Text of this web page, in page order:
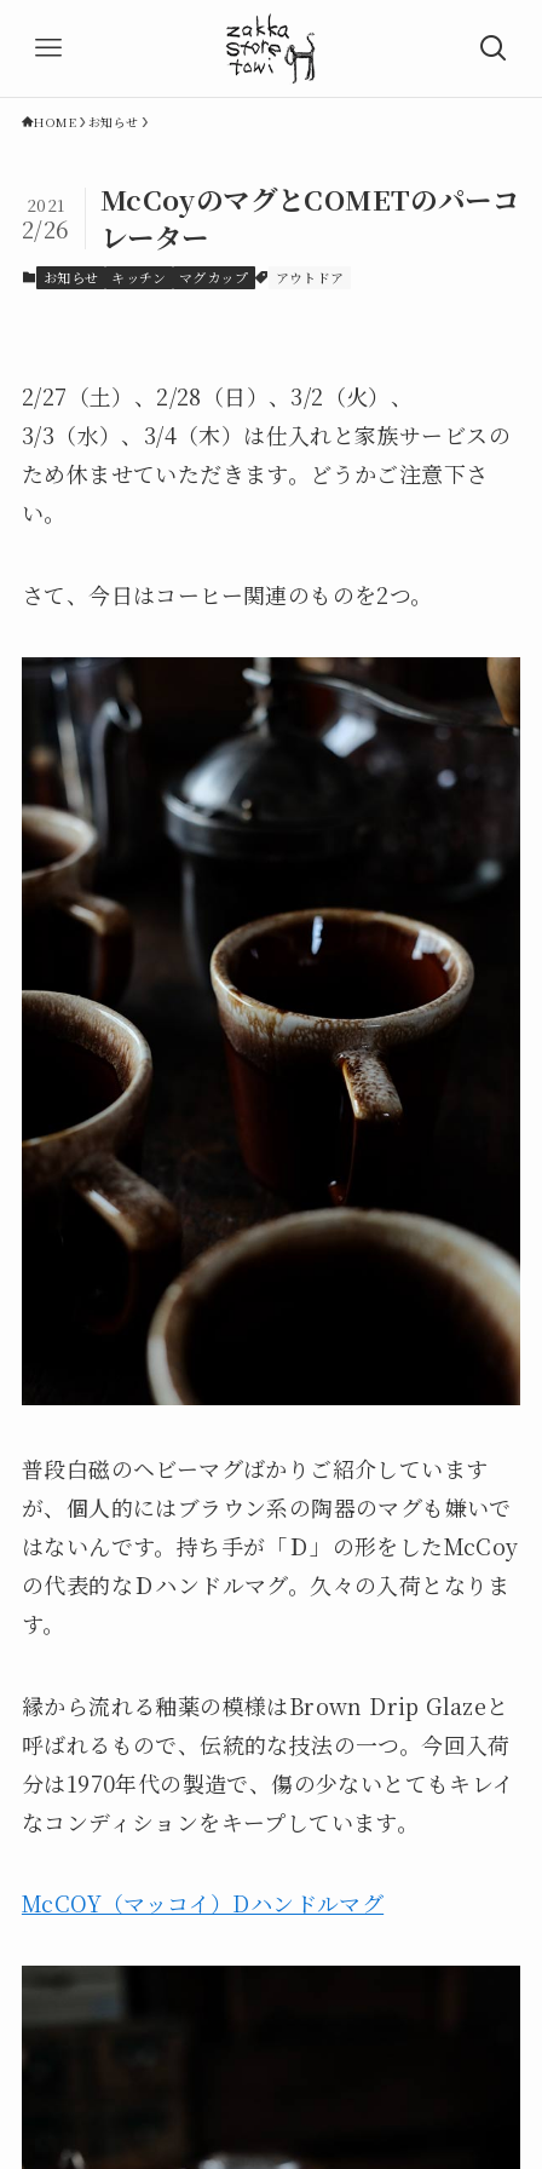
HOME お知らせ
McCoyのマグとCOMETのパーコ
レーター
2021
2/26
お知らせ キッチン マグカップ アウトドア
2/27（土）、2/28（日）、3/2（火）、
3/3（水）、3/4（木）は仕入れと家族サービスの
ため休ませていただきます。どうかご注意下さ
い。
さて、今日はコーヒー関連のものを2つ。
普段白磁のヘビーマグばかりご紹介しています
が、個人的にはブラウン系の陶器のマグも嫌いで
はないんです。持ち手が「Ｄ」の形をしたMcCoy
の代表的なＤハンドルマグ。久々の入荷となりま
す。
縁から流れる釉薬の模様はBrown Drip Glazeと
呼ばれるもので、伝統的な技法の一つ。今回入荷
分は1970年代の製造で、傷の少ないとてもキレイ
なコンディションをキープしています。
McCOY（マッコイ）Dハンドルマグ